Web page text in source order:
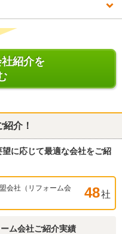
紹介を
介！
に応じて最適な会社をご紹
会社（リフォーム会
48社
ム会社ご紹介実績